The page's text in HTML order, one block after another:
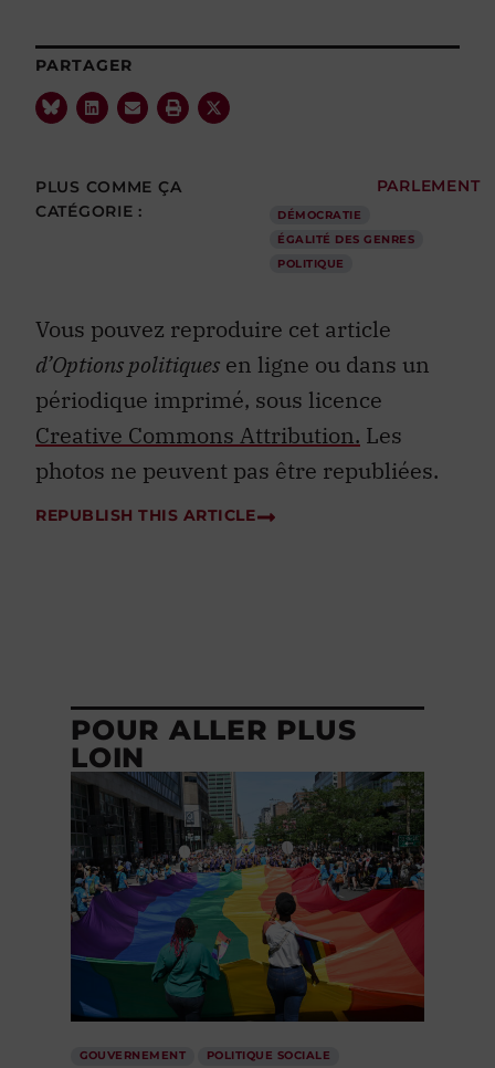
PARTAGER
PLUS COMME ÇA PARLEMENT
CATÉGORIE :
DÉMOCRATIE
ÉGALITÉ DES GENRES
POLITIQUE
Vous pouvez reproduire cet article
d’Options politiques en ligne ou dans un
périodique imprimé, sous licence
Creative Commons Attribution. Les
photos ne peuvent pas être republiées.
REPUBLISH THIS ARTICLE
POUR ALLER PLUS
LOIN
GOUVERNEMENT POLITIQUE SOCIALE